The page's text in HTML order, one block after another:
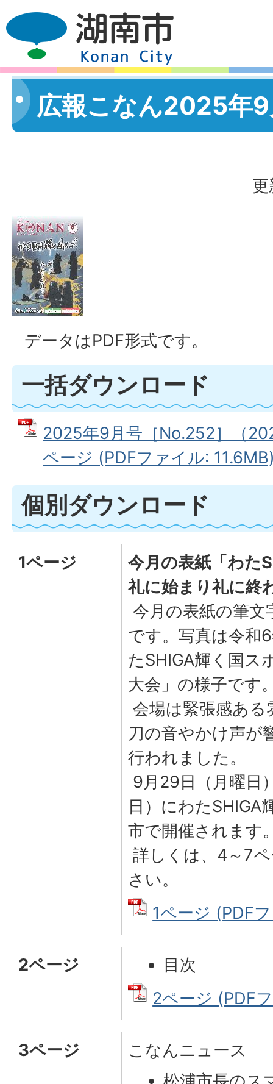
広報こなん2025年
データはPDF形式です。
一括ダウンロード
2025年9月号［No.252］（
ページ (PDFファイル:
個別ダウンロード
1ページ
今月の表紙「わた
礼に始まり礼に終
今月の表紙の筆文
です。写真は令和
たSHIGA輝く国ス
大会」の様子です
会場は緊張感ある
刀の音やかけ声が
行われました。
9月29日（月曜日
日）にわたSHIGA
市で開催されます
詳しくは、4～7
さい。
1ページ (PDF
2ページ
目次
2ページ (PDF
3ページ
こなんニュース